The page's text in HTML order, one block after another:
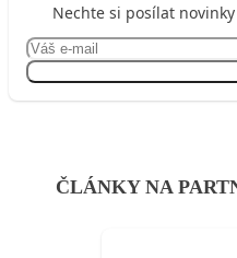
Nechte si posílat
ČLÁNKY NA